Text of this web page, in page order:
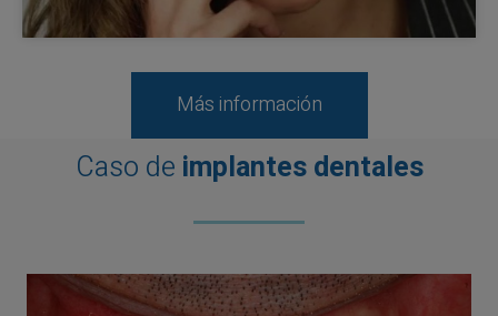
Más información
Caso de implantes dentales